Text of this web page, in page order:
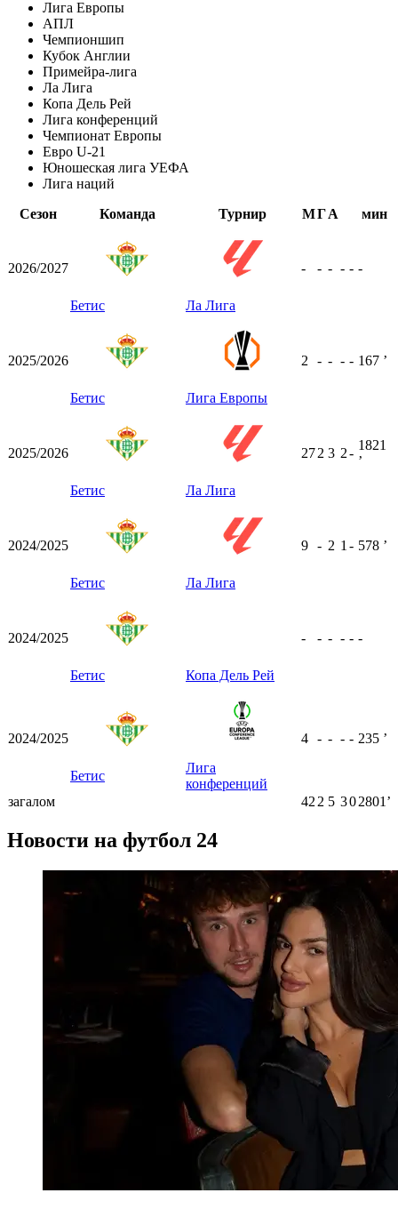
Лига Европы
АПЛ
Чемпионшип
Кубок Англии
Примейра-лига
Ла Лига
Копа Дель Рей
Лига конференций
Чемпионат Европы
Евро U-21
Юношеская лига УЕФА
Лига наций
Сезон
Команда Турнир МГА мин
2026/2027
Бетис Ла Лига
- - - - - -
2025/2026
Бетис Лига Европы
2 - - - - 167 ʼ
2025/2026
Бетис Ла Лига
272 3 2-
1821
ʼ
2024/2025
Бетис Ла Лига
9 - 2 1 - 578 ʼ
2024/2025
Бетис Копа Дель Рей
- - - - - -
2024/2025
Бетис
Лига
конференций
4 - - - - 235 ʼ
загалом 42 2 5 302801ʼ
Новости на футбол 24